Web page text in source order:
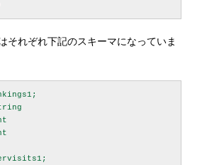
それぞれ下記のスキーマになっていま